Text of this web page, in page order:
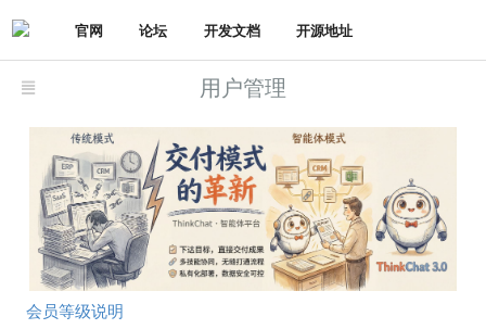
官网 论坛 开发文档 开源地址
用户管理
会员等级说明